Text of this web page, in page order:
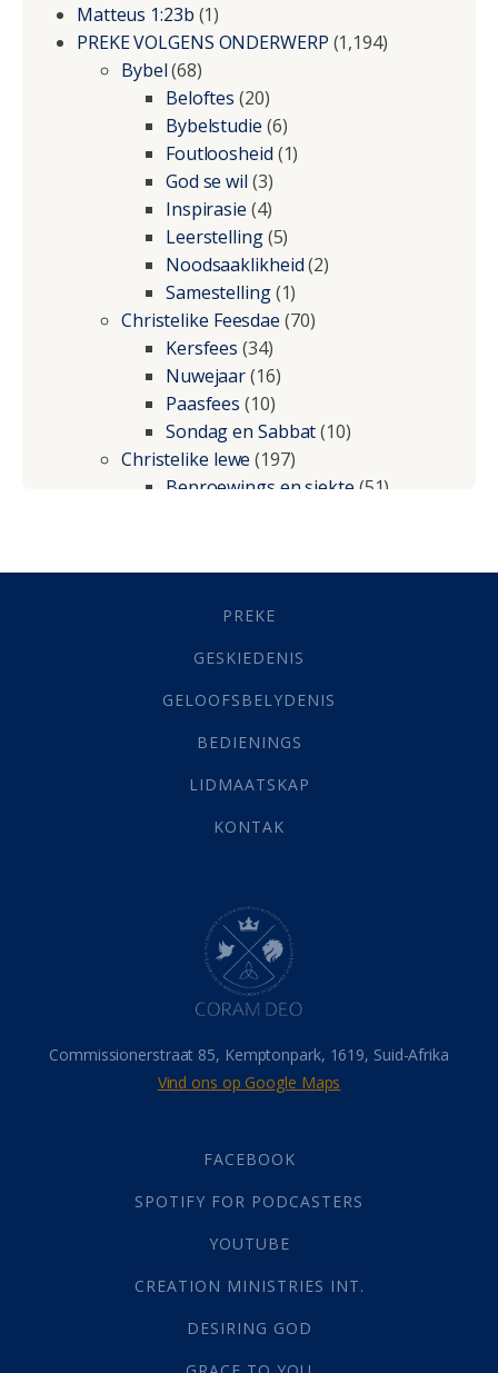
Matteus 1:23b (1)
PREKE VOLGENS ONDERWERP (1,194)
Bybel(68)
Beloftes (20)
Bybelstudie (6)
Foutloosheid (1)
God se wil (3)
Inspirasie (4)
Leerstelling(5)
Noodsaaklikheid(2)
Samestelling(1)
Christelike Feesdae (70)
Kersfees (34)
Nuwejaar(16)
Paasfees (10)
Sondag en Sabbat(10)
Christelike lewe (197)
Beproewings en siekte(51)
Geestelike Groei(10)
(21)
Grys Areas(4)
Lewensdoel(3)
Selfondersoek(1)
Werk(22)
(142)
Hemel (31)
Israel (14)
Millennium(1)
Oordeelsdag(19)
Verheerlikte liggaam
Wederkoms
(27)
Gebed(87)
Die Onse Vader(12)
God(392)
Afgode(23)
Almag(1)
Alomteenwoordig
PREKE
GESKIEDENIS
GELOOFSBELYDENIS
BEDIENINGS
LIDMAATSKAP
KONTAK
Commissionerstraat 85, Kemptonpark, 1619, Suid-Afrika
Vind ons op Google Maps
FACEBOOK
SPOTIFY FOR PODCASTERS
YOUTUBE
CREATION MINISTRIES INT.
DESIRING GOD